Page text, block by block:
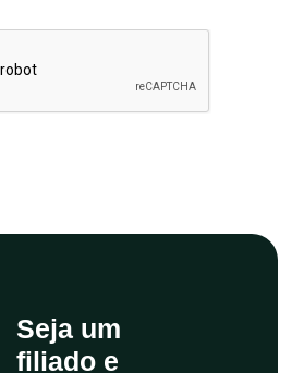
Seja um
filiado e